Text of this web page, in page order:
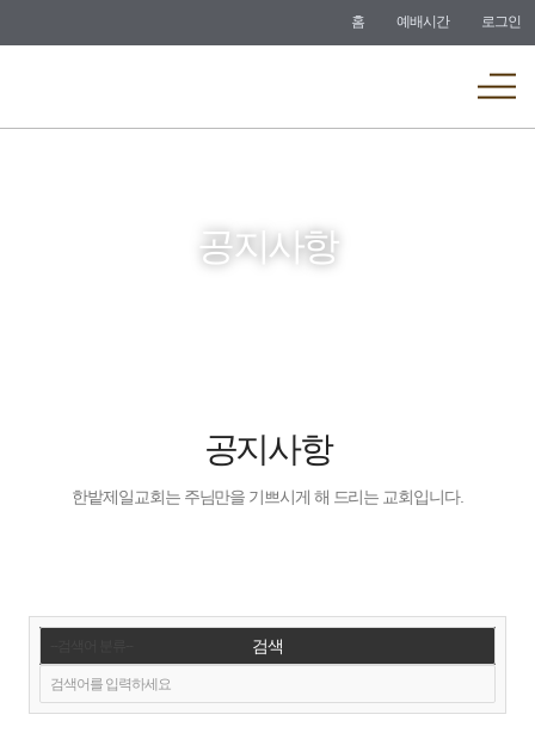
홈 예배시간 로그인
공지사항
공지사항
한밭제일교회는 주님만을 기쁘시게 해 드리는 교회입니다.
검색